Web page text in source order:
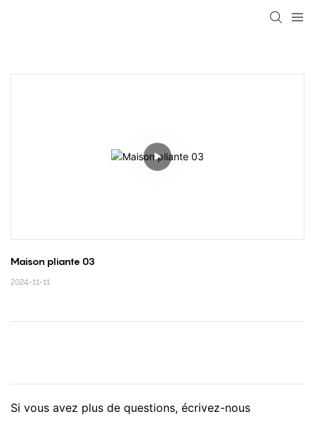
Maison pliante 03
2024-11-11
Si vous avez plus de questions, écrivez-nous